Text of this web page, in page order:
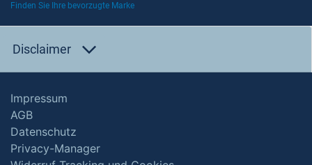
Finden Sie Ihre bevorzugte Marke
Disclaimer
Impressum
AGB
Datenschutz
Privacy-Manager